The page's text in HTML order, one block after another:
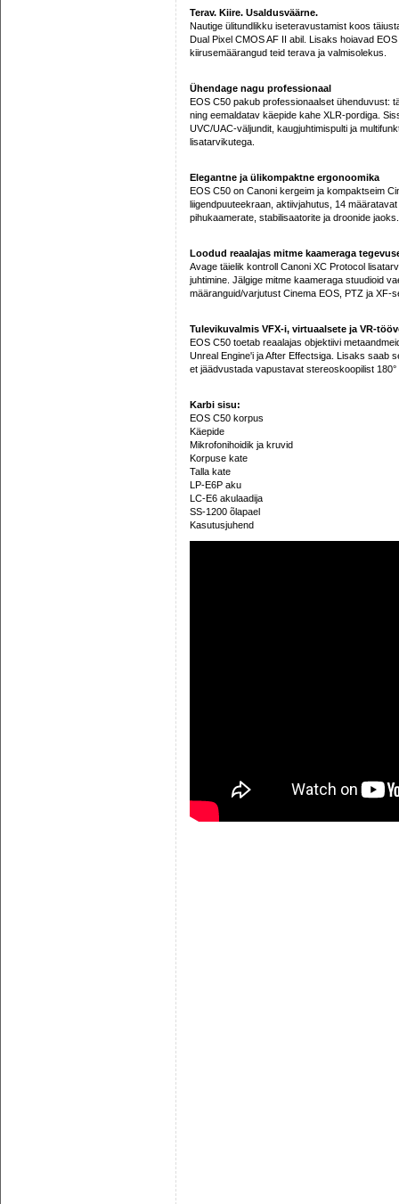
Terav. Kiire. Usaldusväärne.
Nautige ülitundlikku iseteravustamist koos
Dual Pixel CMOS AF II abil. Lisaks hoiavad
kiirusemäärangud teid terava ja valmisolekus.
Ühendage nagu professionaal
EOS C50 pakub professionaalset ühenduvust:
ning eemaldatav käepide kahe XLR-pordiga.
UVC/UAC-väljundit, kaugjuhtimispulti ja
lisatarvikutega.
Elegantne ja ülikompaktne ergonoomika
EOS C50 on Canoni kergeim ja kompaktseim
liigendpuuteekraan, aktiivjahutus, 14
pihukaamerate, stabilisaatorite ja droonide jaoks.
Loodud reaalajas mitme kaameraga
Avage täielik kontroll Canoni XC Protocol
juhtimine. Jälgige mitme kaameraga stuudioid
määranguid/varjutust Cinema EOS, PTZ ja XF-
Tulevikuvalmis VFX-i, virtuaalsete ja VR-
EOS C50 toetab reaalajas objektiivi
Unreal Engine'i ja After Effectsiga. Lisaks saab
et jäädvustada vapustavat stereoskoopilist 180°
Karbi sisu:
EOS C50 korpus
Käepide
Mikrofonihoidik ja kruvid
Korpuse kate
Talla kate
LP-E6P aku
LC-E6 akulaadija
SS-1200 õlapael
Kasutusjuhend